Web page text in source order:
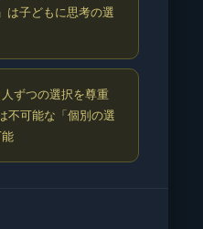
は子どもに思考の選
ずつの選択を尊重
不可能な「個別の選